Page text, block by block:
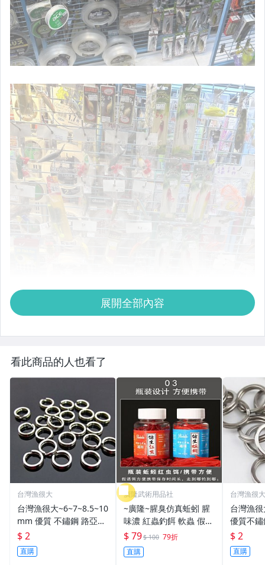
展開全部內容
看此商品的人也看了
台灣漁很大
台灣漁很大~6~7~8.5~10
mm 優質 不鏽鋼 路亞環
S型開口 扁平 打扁 打平
$ 2
直購
廣隆武術用品社
~廣隆~腥臭仿真蚯蚓 腥
味濃 紅蟲釣餌 軟蟲 假蚯
蚓 海魚餌 紅蟲 路亞餌
假餌 誘餌 仿生餌 擬餌
路亞軟餌
$ 79$ 100 79折
直購
台灣漁很大
台灣漁
優質不
平 打扁 打平
雙環 路亞
路亞環
$ 2
直購